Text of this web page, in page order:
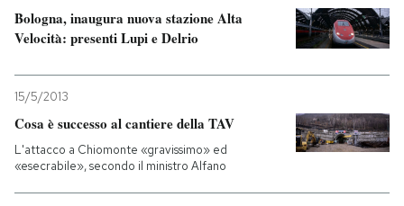
Bologna, inaugura nuova stazione Alta
Velocità: presenti Lupi e Delrio
15/5/2013
Cosa è successo al cantiere della TAV
L'attacco a Chiomonte «gravissimo» ed
«esecrabile», secondo il ministro Alfano